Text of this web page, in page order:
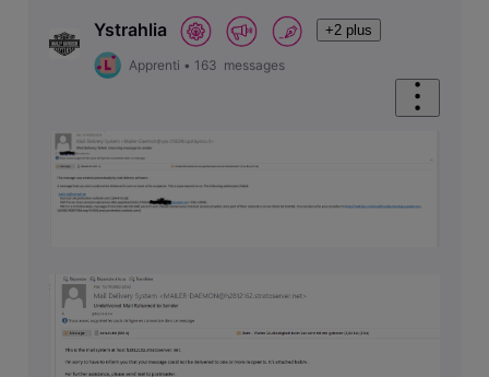
Ystrahlia +2 plus
Apprenti • 163 messages